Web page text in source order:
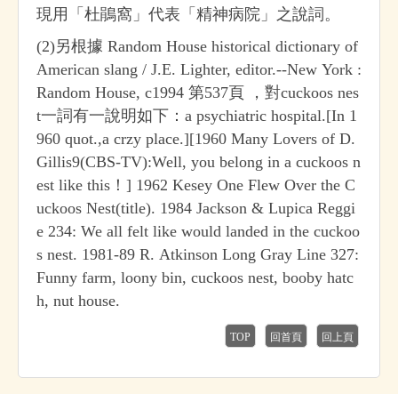
現用「杜鵑窩」代表「精神病院」之說詞。
(2)另根據 Random House historical dictionary of
American slang / J.E. Lighter, editor.--New York :
Random House, c1994 第537頁 ，對cuckoos nes
t一詞有一說明如下：a psychiatric hospital.[In 1
960 quot.,a crzy place.][1960 Many Lovers of D.
Gillis9(CBS-TV):Well, you belong in a cuckoos n
est like this！] 1962 Kesey One Flew Over the C
uckoos Nest(title). 1984 Jackson & Lupica Reggi
e 234: We all felt like would landed in the cuckoo
s nest. 1981-89 R. Atkinson Long Gray Line 327:
Funny farm, loony bin, cuckoos nest, booby hatc
h, nut house.
TOP 回首頁 回上頁